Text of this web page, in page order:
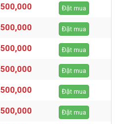
500,000 Đặt mua
500,000 Đặt mua
500,000 Đặt mua
500,000 Đặt mua
500,000 Đặt mua
500,000 Đặt mua